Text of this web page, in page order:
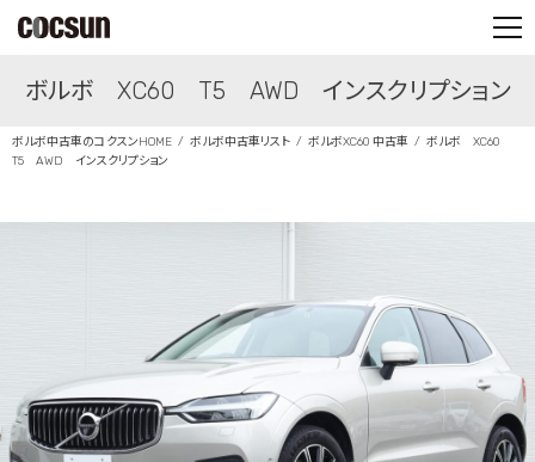
CONTACT
ボルボ XC60 T5 AWD インスクリプション
ボルボ中古車のコクスンHOME ボルボ中古車リスト ボルボXC60 中古車
ボルボ XC60
T5 AWD インスクリプション